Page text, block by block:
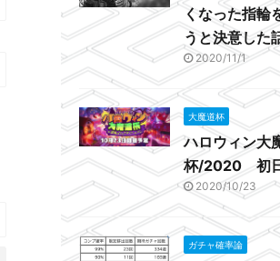
くなった指輪
うと決意した
2020/11/1
大魔道杯
ハロウィン大
杯/2020 初
2020/10/23
ガチャ確率論